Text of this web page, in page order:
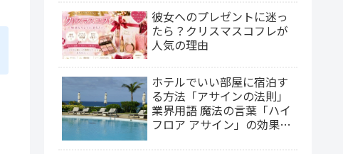
彼女へのプレゼントに迷っ
たら？クリスマスコフレが
人気の理由
ホテルでいい部屋に宿泊す
る方法「アサインの法則」
業界用語 魔法の言葉「ハイ
フロア アサイン」の効果